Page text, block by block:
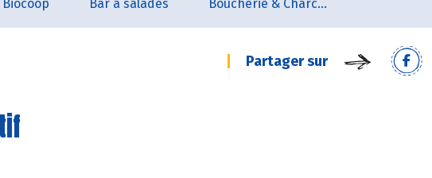
Biocoop Bar à salades Boucherie & Charcuterie
Partager sur